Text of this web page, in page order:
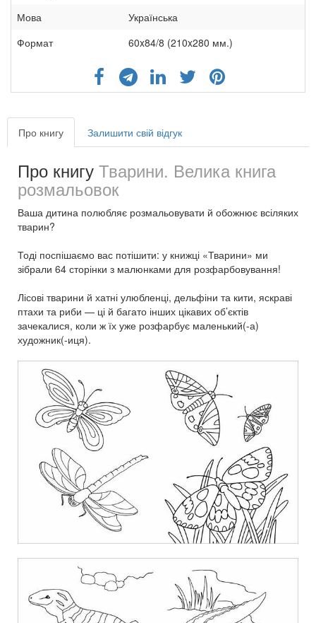
Мова
Українська
Формат
60x84/8 (210x280 мм.)
Про книгу Залишити свій відгук
Про книгу Тварини. Велика книга
розмальовок
Ваша дитина полюбляє розмальовувати й обожнює всіляких
тварин?
Тоді поспішаємо вас потішити: у книжці «Тварини» ми
зібрали 64 сторінки з малюнками для розфарбовування!
Лісові тварини й хатні улюбленці, дельфіни та кити, яскраві
птахи та риби — ці й багато інших цікавих об’єктів
зачекалися, коли ж їх уже розфарбує маленький(-а)
художник(-иця).